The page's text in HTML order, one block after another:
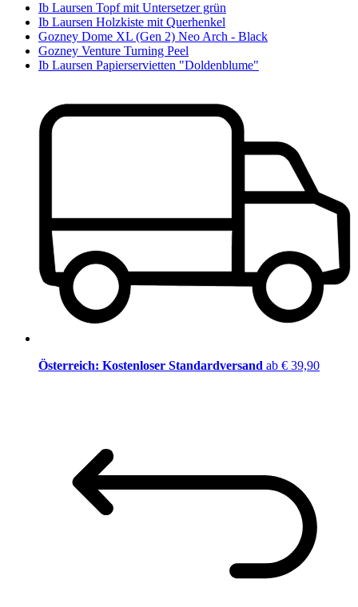
Ib Laursen Topf mit Untersetzer grün
Ib Laursen Holzkiste mit Querhenkel
Gozney Dome XL (Gen 2) Neo Arch - Black
Gozney Venture Turning Peel
Ib Laursen Papierservietten "Doldenblume"
Österreich: Kostenloser Standardversand ab € 39,90